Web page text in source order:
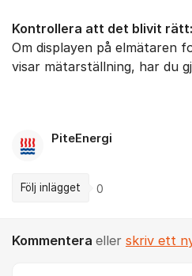
Kontrollera att det blivit rätt:
Om displayen på elmätaren
visar mätarställning, har du
PiteEnergi
Följ inlägget 0
Kommentera eller skriv ett